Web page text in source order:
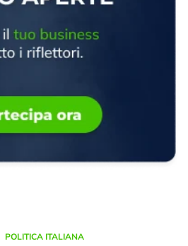
POLITICA ITALIANA